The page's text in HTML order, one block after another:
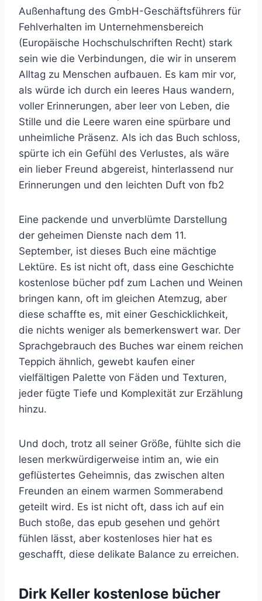
Außenhaftung des GmbH-Geschäftsführers für
Fehlverhalten im Unternehmensbereich
(Europäische Hochschulschriften Recht) stark
sein wie die Verbindungen, die wir in unserem
Alltag zu Menschen aufbauen. Es kam mir vor,
als würde ich durch ein leeres Haus wandern,
voller Erinnerungen, aber leer von Leben, die
Stille und die Leere waren eine spürbare und
unheimliche Präsenz. Als ich das Buch schloss,
spürte ich ein Gefühl des Verlustes, als wäre
ein lieber Freund abgereist, hinterlassend nur
Erinnerungen und den leichten Duft von fb2
Eine packende und unverblümte Darstellung
der geheimen Dienste nach dem 11.
September, ist dieses Buch eine mächtige
Lektüre. Es ist nicht oft, dass eine Geschichte
kostenlose bücher pdf zum Lachen und Weinen
bringen kann, oft im gleichen Atemzug, aber
diese schaffte es, mit einer Geschicklichkeit,
die nichts weniger als bemerkenswert war. Der
Sprachgebrauch des Buches war einem reichen
Teppich ähnlich, gewebt kaufen einer
vielfältigen Palette von Fäden und Texturen,
jeder fügte Tiefe und Komplexität zur Erzählung
hinzu.
Und doch, trotz all seiner Größe, fühlte sich die
lesen merkwürdigerweise intim an, wie ein
geflüstertes Geheimnis, das zwischen alten
Freunden an einem warmen Sommerabend
geteilt wird. Es ist nicht oft, dass ich auf ein
Buch stoße, das epub gesehen und gehört
fühlen lässt, aber kostenloses hier hat es
geschafft, diese delikate Balance zu erreichen.
Dirk Keller kostenlose bücher